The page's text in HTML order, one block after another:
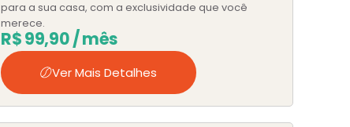
para a sua casa, com a exclusividade que você
merece.
R$99,90/ mês
Ver Mais Detalhes